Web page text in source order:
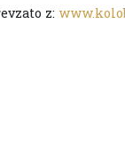
z: